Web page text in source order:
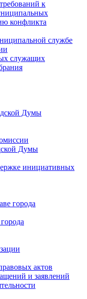
к
конфликта
службе
служащих
Думы
Думы
инициативных
города
актов
и заявлений